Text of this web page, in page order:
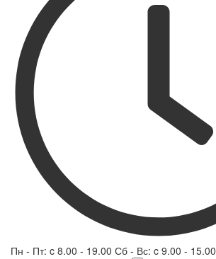
Пн - Пт: c 8.00 - 19.00 Сб - Вс: c 9.00 - 15.00